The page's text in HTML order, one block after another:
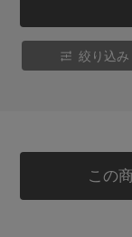
絞り込み
この